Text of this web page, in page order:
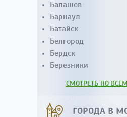
Балашов
Барнаул
Батайск
Белгород
Бердск
Березники
СМОТРЕТЬ ПО
ГОРОДА В